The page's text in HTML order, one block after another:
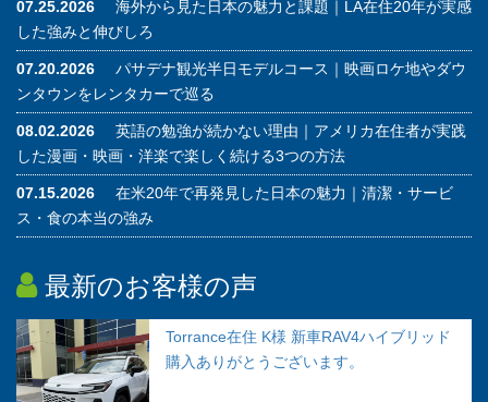
07.25.2026
海外から見た日本の魅力と課題｜LA在住20年が実感
した強みと伸びしろ
07.20.2026
パサデナ観光半日モデルコース｜映画ロケ地やダウ
ンタウンをレンタカーで巡る
08.02.2026
英語の勉強が続かない理由｜アメリカ在住者が実践
した漫画・映画・洋楽で楽しく続ける3つの方法
07.15.2026
在米20年で再発見した日本の魅力｜清潔・サービ
ス・食の本当の強み
最新のお客様の声
Torrance在住 K様 新車RAV4ハイブリッド
購入ありがとうございます。